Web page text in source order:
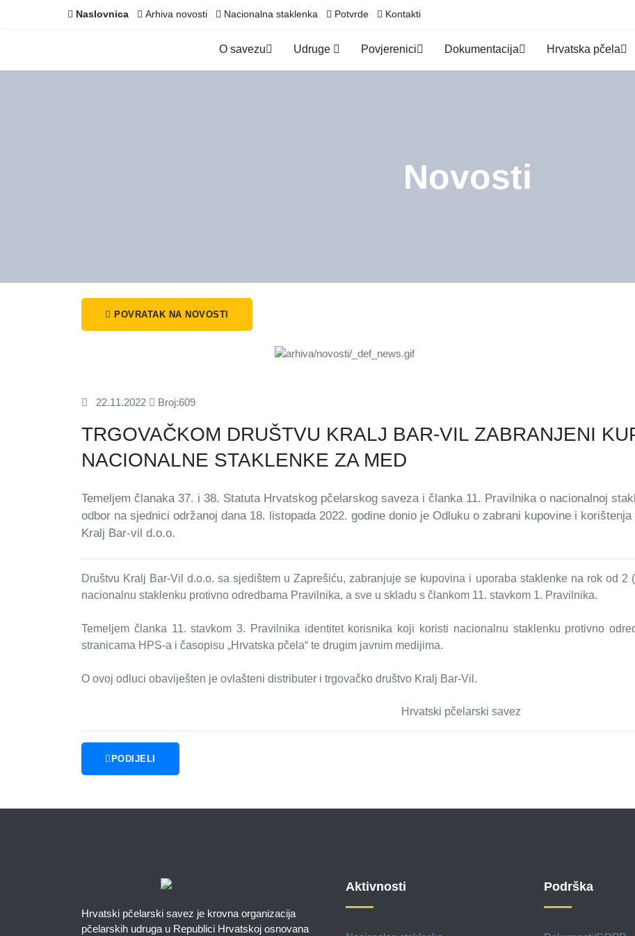
Naslovnica Arhiva novosti Nacionalna staklenka Potvrde Kontakti
O savezu Udruge Povjerenici Dokumentacija Hrvatska pčela
Novosti
POVRATAK NA NOVOSTI
22.11.2022 Broj:609
TRGOVAČKOM DRUŠTVU KRALJ BAR-VIL ZABRANJENI
NACIONALNE STAKLENKE ZA MED
Temeljem članaka 37. i 38. Statuta Hrvatskog pčelarskog saveza i članka 11. Pravilnika o nacionalnoj
odbor na sjednici održanoj dana 18. listopada 2022. godine donio je Odluku o zabrani kupovine i
Kralj Bar-vil d.o.o.
Društvu Kralj Bar-Vil d.o.o. sa sjedištem u Zaprešiću, zabranjuje se kupovina i uporaba staklenke na rok od
nacionalnu staklenku protivno odredbama Pravilnika, a sve u skladu s člankom 11. stavkom 1. Pravilnika.
Temeljem članka 11. stavkom 3. Pravilnika identitet korisnika koji koristi nacionalnu staklenku protivno
stranicama HPS-a i časopisu „Hrvatska pčela“ te drugim javnim medijima.
O ovoj odluci obaviješten je ovlašteni distributer i trgovačko društvo Kralj Bar-Vil.
Hrvatski pčelarski savez
PODIJELI
Hrvatski pčelarski savez je krovna organizacija
pčelarskih udruga u Republici Hrvatskoj osnovana
Aktivnosti Podrška